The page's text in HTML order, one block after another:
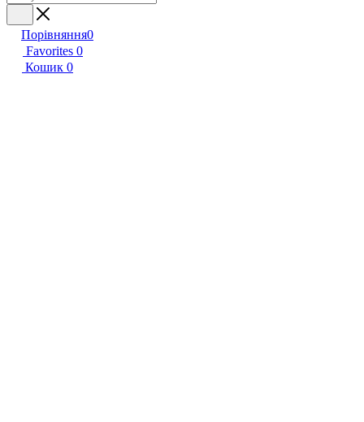
Порівняння0
Favorites 0
Кошик 0